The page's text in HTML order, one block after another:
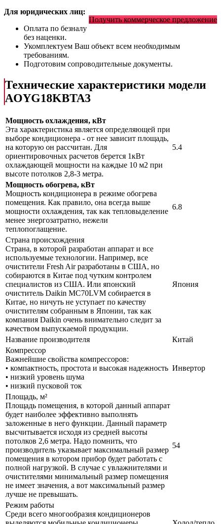
Получить коммерческое предложение
Для юридических лиц:
Оплата по безналу
без наценки.
Укомплектуем Ваш объект всем необходимым
требованиям.
Подготовим сопроводительные документы.
Технические характеристики модели
AOYG18KBTA3
Мощность охлаждения, кВт
Эта характеристика является определяющей при
выборе кондиционера - от нее зависит площадь,
на которую он рассчитан. Для
ориентировочных расчетов берется 1кВт
охлаждающей мощности на каждые 10 м2 при
высоте потолков 2,8-3 метра.
5.4
Мощность обогрева, кВт
Мощность кондиционера в режиме обогрева
помещения. Как правило, она всегда выше
мощности охлаждения, так как тепловыделение
менее энергозатратно, нежели
теплопоглащение.
6.8
Страна происхождения
Страна, в которой разработан аппарат и все
используемые технологии. Например, все
очистители Fresh Air разработаны в США, но
собираются в Китае под чутким контролем
специалистов из США. Или японский
очиститель Daikin MC70LVM собирается в
Китае, но ничуть не уступает по качеству
очистителям собранным в Японии, так как
компания Daikin очень внимательно следит за
качеством выпускаемой продукции.
Япония
Название производителя
Китай
Компрессор
Важнейшие свойства компрессоров:
• компактность, простота и высокая надежность
• низкий уровень шума
• низкий пусковой ток
Инвертор
Площадь, м²
Площадь помещения, в которой данный аппарат
будет наиболее эффективно выполнять
заложенные в него функции. Данный параметр
высчитывается исходя из средней высоты
потолков 2,6 метра. Надо помнить, что
производитель указывает максимальный размер
помещения в котором прибор будет работать с
полной нагрузкой. В случае с увлажнителями и
очистителями минимальный размер помещения
не имеет значения, а вот максимальный размер
лучше не превышать.
54
Режим работы
Среди всего многообразия кондиционеров